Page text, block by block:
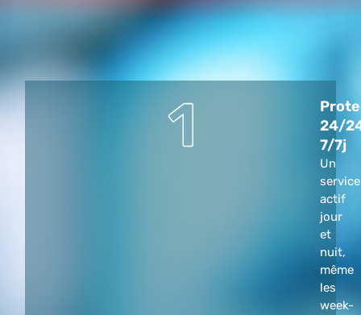
24/
7/7j
Un
service
actif
jour
et
nuit,
même
les
week-